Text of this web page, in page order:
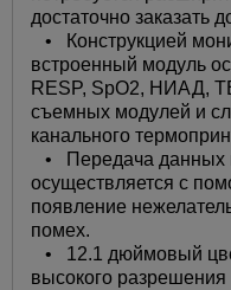
достаточно заказать
• Конструкцией
встроенный модуль
RESP, SpO2, НИАД,
съемных модулей и
канального
• Передача данных
осуществляется с
появление
помех.
• 12.1 дюймовый
высокого разрешения